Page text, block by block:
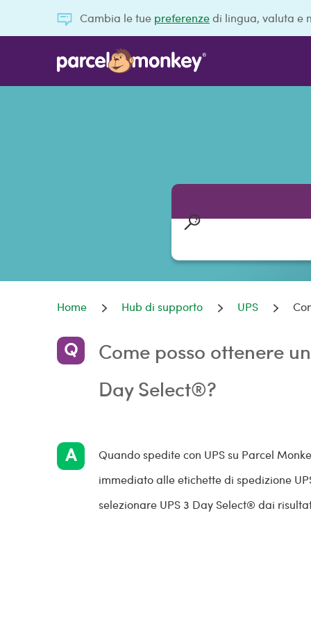
Cambia le tue preferenzedi lingua, valuta e
Home Hub di supporto UPS
Come posso ottenere
Day Select®?
Quando spedite con UPS su Parcel
immediato alle etichette di spedizione
selezionare UPS 3 Day Select® dai